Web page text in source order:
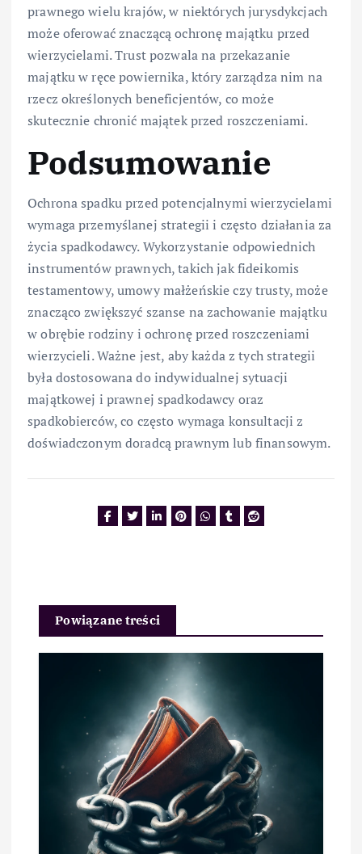
prawnego wielu krajów, w niektórych jurysdykcjach
może oferować znaczącą ochronę majątku przed
wierzycielami. Trust pozwala na przekazanie
majątku w ręce powiernika, który zarządza nim na
rzecz określonych beneficjentów, co może
skutecznie chronić majątek przed roszczeniami.
Podsumowanie
Ochrona spadku przed potencjalnymi wierzycielami
wymaga przemyślanej strategii i często działania za
życia spadkodawcy. Wykorzystanie odpowiednich
instrumentów prawnych, takich jak fideikomis
testamentowy, umowy małżeńskie czy trusty, może
znacząco zwiększyć szanse na zachowanie majątku
w obrębie rodziny i ochronę przed roszczeniami
wierzycieli. Ważne jest, aby każda z tych strategii
była dostosowana do indywidualnej sytuacji
majątkowej i prawnej spadkodawcy oraz
spadkobierców, co często wymaga konsultacji z
doświadczonym doradcą prawnym lub finansowym.
Powiązane treści